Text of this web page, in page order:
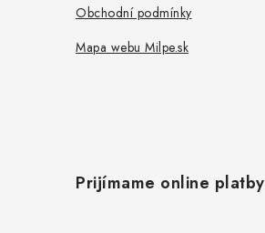
Obchodní podmínky
Mapa webu Milpe.sk
Prijímame online platby